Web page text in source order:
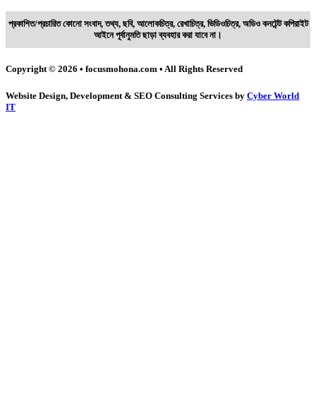
প্রকাশিত/প্রচারিত কোনো সংবাদ, তথ্য, ছবি, আলোকচিত্র, রেখাচিত্র, ভিডিওচিত্র, অডিও কনটেন্ট কপিরাইট
আইনে পূর্বানুমতি ছাড়া ব্যবহার করা যাবে না।
Copyright © 2026 • focusmohona.com • All Rights Reserved
Website Design, Development & SEO Consulting Services by Cyber World
IT